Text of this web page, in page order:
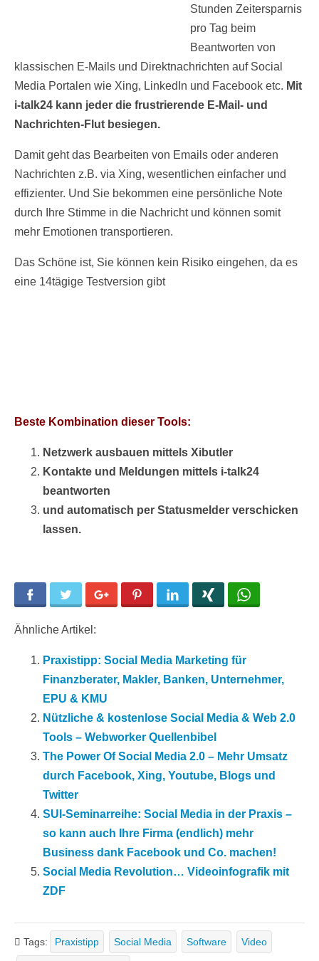
Stunden Zeitersparnis
pro Tag beim
Beantworten von
klassischen E-Mails und Direktnachrichten auf Social
Media Portalen wie Xing, LinkedIn und Facebook etc. Mit
i-talk24 kann jeder die frustrierende E-Mail- und
Nachrichten-Flut besiegen.
Damit geht das Bearbeiten von Emails oder anderen
Nachrichten z.B. via Xing, wesentlichen einfacher und
effizienter. Und Sie bekommen eine persönliche Note
durch Ihre Stimme in die Nachricht und können somit
mehr Emotionen transportieren.
Das Schöne ist, Sie können kein Risiko eingehen, da es
eine 14tägige Testversion gibt
Beste Kombination dieser Tools:
Netzwerk ausbauen mittels Xibutler
Kontakte und Meldungen mittels i-talk24
beantworten
und automatisch per Statusmelder verschicken
lassen.
Facebook Twitter Google+ Pinterest LinkedIn
Ähnliche Artikel:
Praxistipp: Social Media Marketing für
Finanzberater, Makler, Banken, Unternehmer,
EPU & KMU
Nützliche & kostenlose Social Media & Web 2.0
Tools – Webworker Quellenbibel
The Power Of Social Media 2.0 – Mehr Umsatz
durch Facebook, Xing, Youtube, Blogs und
Twitter
SUI-Seminarreihe: Social Media in der Praxis –
so kann auch Ihre Firma (endlich) mehr
Business dank Facebook und Co. machen!
Social Media Revolution… Videoinfografik mit
ZDF
Tags: Praxistipp Social Media Software Video